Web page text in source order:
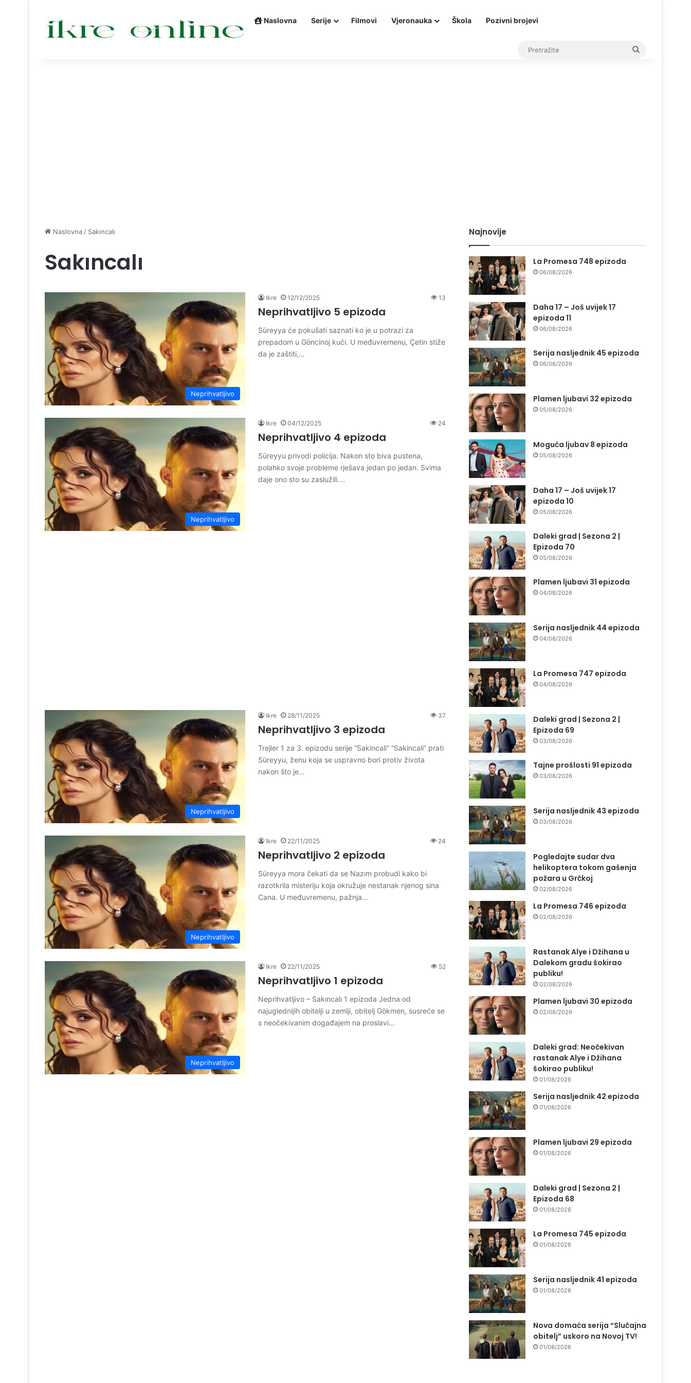
Naslovna Serije Filmovi Vjeronauka Škola Pozivni brojevi
Naslovna / Sakıncalı
Sakıncalı
Neprihvatljivo
Ikre 12/12/2025 13
Neprihvatljivo 5 epizoda
Süreyya će pokušati saznati ko je u potrazi za
prepadom u Göncinoj kući. U međuvremenu, Çetin stiže
da je zaštiti,…
Neprihvatljivo
Ikre 04/12/2025 24
Neprihvatljivo 4 epizoda
Süreyyu privodi policija. Nakon sto biva pustena,
polahko svoje probleme rješava jedan po jedan. Svima
daje ono sto su zaslužili.…
Neprihvatljivo
Ikre 28/11/2025 37
Neprihvatljivo 3 epizoda
Trejler 1 za 3. epizodu serije “Sakincali” “Sakincali” prati
Süreyyu, ženu koja se uspravno bori protiv života
nakon što je…
Neprihvatljivo
Ikre 22/11/2025 24
Neprihvatljivo 2 epizoda
Süreyya mora čekati da se Nazım probudi kako bi
razotkrila misteriju koja okružuje nestanak njenog sina
Cana. U međuvremenu, pažnja…
Neprihvatljivo
Ikre 22/11/2025 52
Neprihvatljivo 1 epizoda
Neprihvatljivo – Sakıncalı 1 epizoda Jedna od
najuglednijih obitelji u zemlji, obitelj Gökmen, susreće se
s neočekivanim događajem na proslavi…
Najnovije
La Promesa 748 epizoda
06/08/2026
Daha 17 – Još uvijek 17
epizoda 11
06/08/2026
Serija nasljednik 45 epizoda
06/08/2026
Plamen ljubavi 32 epizoda
05/08/2026
Moguća ljubav 8 epizoda
05/08/2026
Daha 17 – Još uvijek 17
epizoda 10
05/08/2026
Daleki grad | Sezona 2 |
Epizoda 70
05/08/2026
Plamen ljubavi 31 epizoda
04/08/2026
Serija nasljednik 44 epizoda
04/08/2026
La Promesa 747 epizoda
04/08/2026
Daleki grad | Sezona 2 |
Epizoda 69
03/08/2026
Tajne prošlosti 91 epizoda
03/08/2026
Serija nasljednik 43 epizoda
03/08/2026
Pogledajte sudar dva
helikoptera tokom gašenja
požara u Grčkoj
02/08/2026
La Promesa 746 epizoda
02/08/2026
Rastanak Alye i Džihana u
Dalekom gradu šokirao
publiku!
02/08/2026
Plamen ljubavi 30 epizoda
02/08/2026
Daleki grad: Neočekivan
rastanak Alye i Džihana
šokirao publiku!
01/08/2026
Serija nasljednik 42 epizoda
01/08/2026
Plamen ljubavi 29 epizoda
01/08/2026
Daleki grad | Sezona 2 |
Epizoda 68
01/08/2026
La Promesa 745 epizoda
01/08/2026
Serija nasljednik 41 epizoda
01/08/2026
Nova domaća serija “Slučajna
obitelj” uskoro na Novoj TV!
01/08/2026